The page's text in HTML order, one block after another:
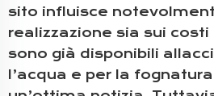
sito influisce
realizzazione sia sui
sono già disponibili
l’acqua e per la